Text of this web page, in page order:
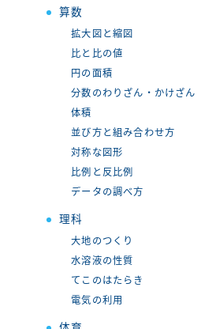
算数
拡大図と縮図
比と比の値
円の面積
分数のわりざん・かけざん
体積
並び方と組み合わせ方
対称な図形
比例と反比例
データの調べ方
理科
大地のつくり
水溶液の性質
てこのはたらき
電気の利用